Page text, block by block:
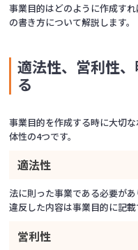
事業目的はどのように作成す
の書き方について解説します。
適法性、営利性
る
事業目的を作成する時に大切
体性の4つです。
適法性
法に則った事業である必要が
違反した内容は事業目的に記載
営利性